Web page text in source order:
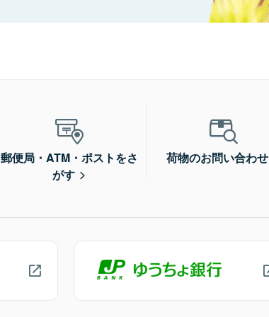
郵便局・ATM・ポストをさ
がす
荷物のお問い合わせ